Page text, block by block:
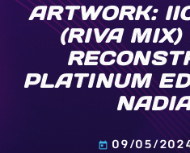
ARTWORK:
(RIVA MIX)
PLATINUM
today 09/05/